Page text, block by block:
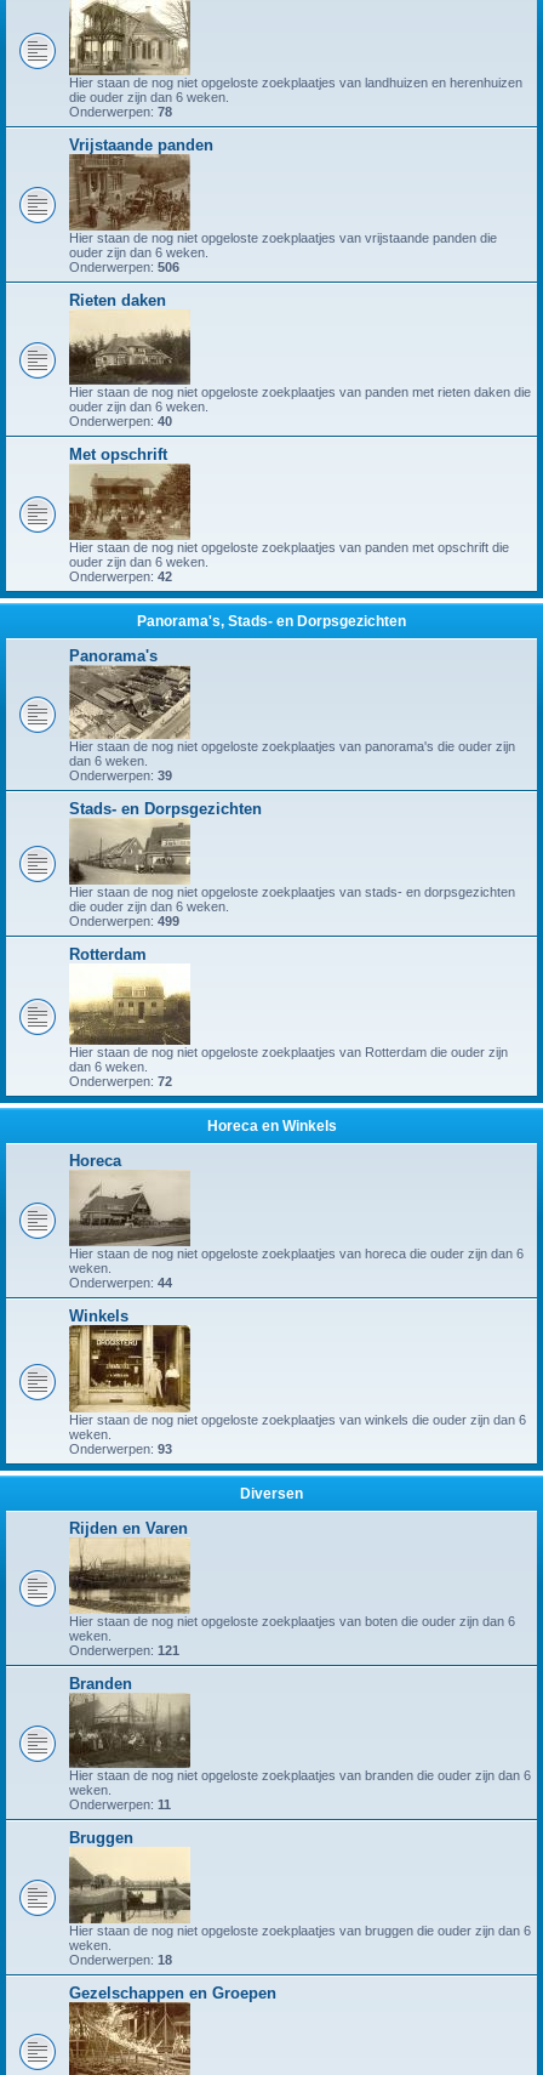
Hier staan de nog niet opgeloste zoekplaatjes van landhuizen en herenhuizen
die ouder zijn dan 6 weken.
Onderwerpen: 78
Vrijstaande panden
Hier staan de nog niet opgeloste zoekplaatjes van vrijstaande panden die
ouder zijn dan 6 weken.
Onderwerpen: 506
Rieten daken
Hier staan de nog niet opgeloste zoekplaatjes van panden met rieten daken die
ouder zijn dan 6 weken.
Onderwerpen: 40
Met opschrift
Hier staan de nog niet opgeloste zoekplaatjes van panden met opschrift die
ouder zijn dan 6 weken.
Onderwerpen: 42
Panorama's, Stads- en Dorpsgezichten
Panorama's
Hier staan de nog niet opgeloste zoekplaatjes van panorama's die ouder zijn
dan 6 weken.
Onderwerpen: 39
Stads- en Dorpsgezichten
Hier staan de nog niet opgeloste zoekplaatjes van stads- en dorpsgezichten
die ouder zijn dan 6 weken.
Onderwerpen: 499
Rotterdam
Hier staan de nog niet opgeloste zoekplaatjes van Rotterdam die ouder zijn
dan 6 weken.
Onderwerpen: 72
Horeca en Winkels
Horeca
Hier staan de nog niet opgeloste zoekplaatjes van horeca die ouder zijn dan 6
weken.
Onderwerpen: 44
Winkels
Hier staan de nog niet opgeloste zoekplaatjes van winkels die ouder zijn dan 6
weken.
Onderwerpen: 93
Diversen
Rijden en Varen
Hier staan de nog niet opgeloste zoekplaatjes van boten die ouder zijn dan 6
weken.
Onderwerpen: 121
Branden
Hier staan de nog niet opgeloste zoekplaatjes van branden die ouder zijn dan 6
weken.
Onderwerpen: 11
Bruggen
Hier staan de nog niet opgeloste zoekplaatjes van bruggen die ouder zijn dan 6
weken.
Onderwerpen: 18
Gezelschappen en Groepen